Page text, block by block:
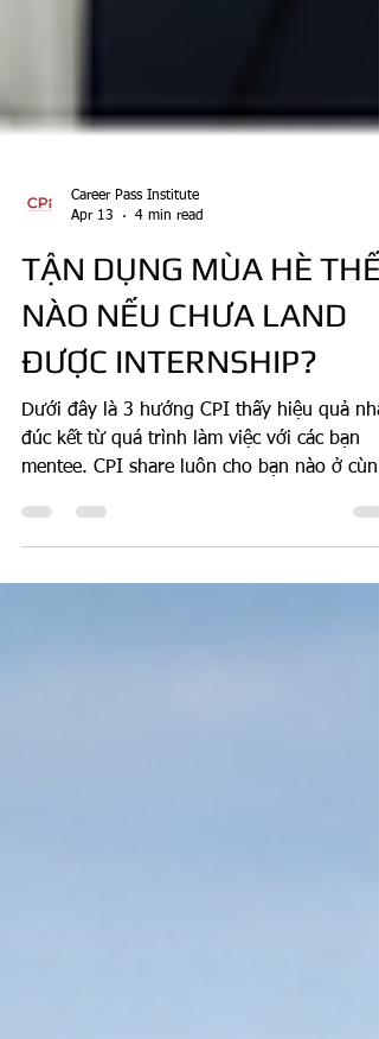
Apr 13
4 min read
TẬN DỤNG MÙA HÈ THẾ
NÀO NẾU CHƯA LAND
ĐƯỢC INTERNSHIP?
Dưới đây là 3 hướng CPI thấy hiệu quả
tình trạng này tham khảo.